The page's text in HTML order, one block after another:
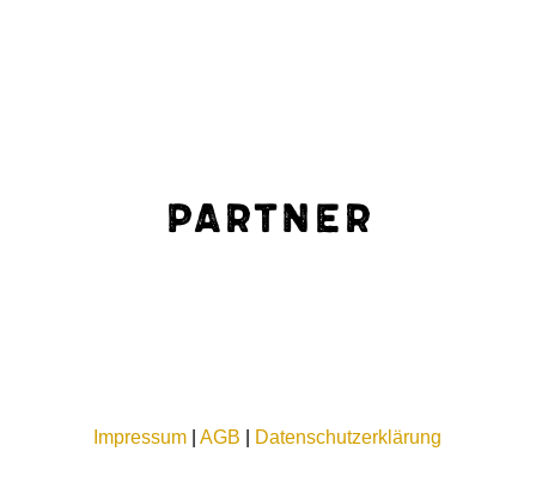
Partner
Impressum |AGB Datenschutzerklärung